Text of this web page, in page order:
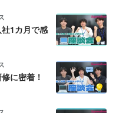
社1カ月で感
に密着！